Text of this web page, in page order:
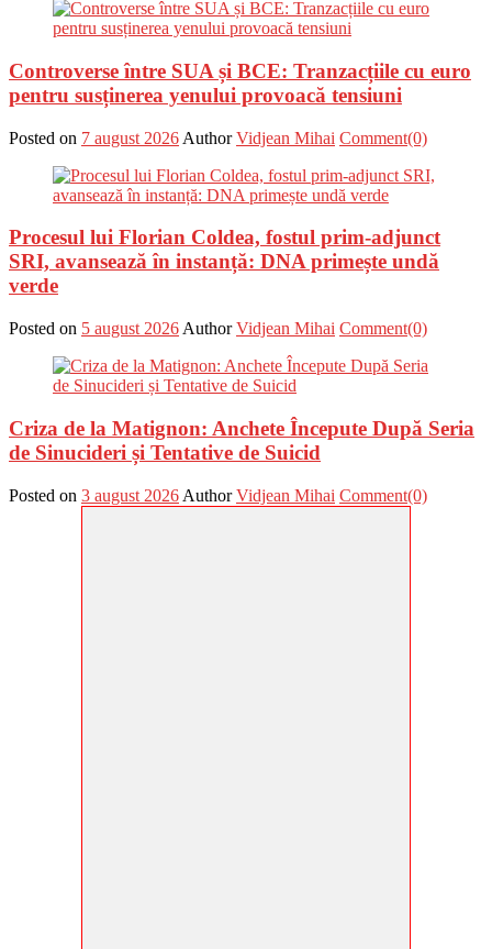
Controverse între SUA și BCE: Tranzacțiile cu euro
pentru susținerea yenului provoacă tensiuni
Posted on 7 august 2026 Author Vidjean Mihai Comment(0)
Procesul lui Florian Coldea, fostul prim-adjunct
SRI, avansează în instanță: DNA primește undă
verde
Posted on 5 august 2026 Author Vidjean Mihai Comment(0)
Criza de la Matignon: Anchete Începute După Seria
de Sinucideri și Tentative de Suicid
Posted on 3 august 2026 Author Vidjean Mihai Comment(0)